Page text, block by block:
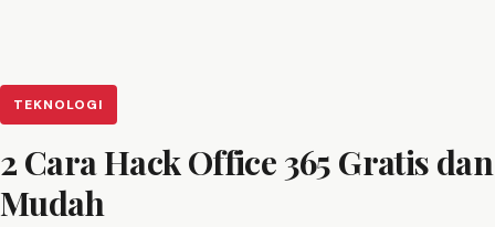
TEKNOLOGI
2 Cara Hack Office 365 Gratis dan
Mudah